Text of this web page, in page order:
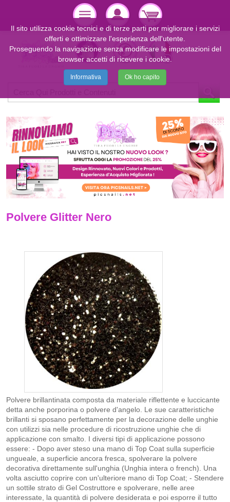
Polvere Glitter Nero
Polvere brillantinata composta da materiale riflettente e luccicante
detta anche porporina o polvere d'angelo. Le sue caratteristiche
brillanti si sposano perfettamente per la decorazione delle unghie
con utilizzi sia nelle procedure di ricostruzione unghie che di
applicazione con smalto. I diversi tipi di applicazione possono
essere: - Dopo aver steso una mano di Top Coat sulla superficie
ungueale, a superficie ancora fresca, spolverare la polvere
decorativa direttamente sull'unghia (Unghia intera o french). Una
volta asciutto coprire con un'ulteriore mano di Top Coat; - Stendere
un sottile strato di Gel Costruttore e spolverare, nelle aree
interessate, la quantità di polvere desiderata e poi esporre il tutto
Il sito utilizza cookie tecnici e di terze parti per migliorare i servizi
offerti e ottimizzare l'esperienza dell'utente.
Proseguendo la navigazione senza modificare le impostazioni del
browser accetti di ricevere i cookie.
Informativa Ok ho capito